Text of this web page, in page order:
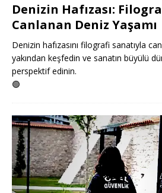
Denizin Hafızası:
Canlanan Deniz Yaşamı
Denizin hafızasını filografi sanatıyla
yakından keşfedin ve sanatın büyülü
perspektif edinin.
🟢